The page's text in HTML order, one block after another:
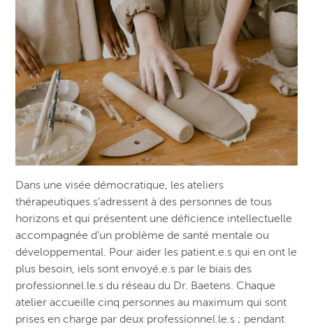
Dans une visée démocratique, les ateliers
thérapeutiques s’adressent à des personnes de tous
horizons et qui présentent une déficience intellectuelle
accompagnée d’un problème de santé mentale ou
développemental. Pour aider les patient.e.s qui en ont le
plus besoin, iels sont envoyé.e.s par le biais des
professionnel.le.s du réseau du Dr. Baetens. Chaque
atelier accueille cinq personnes au maximum qui sont
prises en charge par deux professionnel.le.s ; pendant